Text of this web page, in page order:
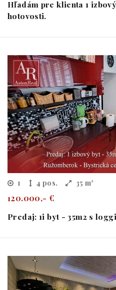
Hľadám pre klienta 1
hotovosti.
1 4 pos. 35 m²
120.000,- €
Predaj: 1i byt - 35m2 s